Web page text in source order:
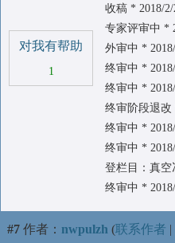
对我有帮助
1
收稿 * 2018/
专家评审中 *
外审中 *
终审中 *
终审中 *
终审阶段退改
终审中 *
终审中 *
登栏目：真
终审中 *
#7 作者： nwpulzh (联系作者 |